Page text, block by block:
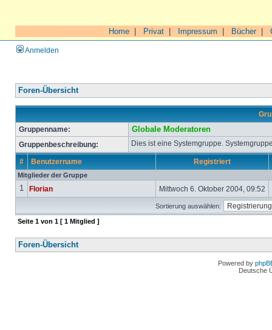
Home Privat Impressum Bücher|
Anmelden
Foren-Übersicht
Gruppenname:
Globale Moderatoren
Gruppenbeschreibung: Dies ist eine Systemgruppe.
# Benutzername Registriert
Mitglieder der Gruppe
1 Florian Mittwoch 6. Oktober 2004, 09:52
Sortierung auswählen:
Seite 1 von 1 [ 1 Mitglied ]
Foren-Übersicht
Powered by
Deutsche